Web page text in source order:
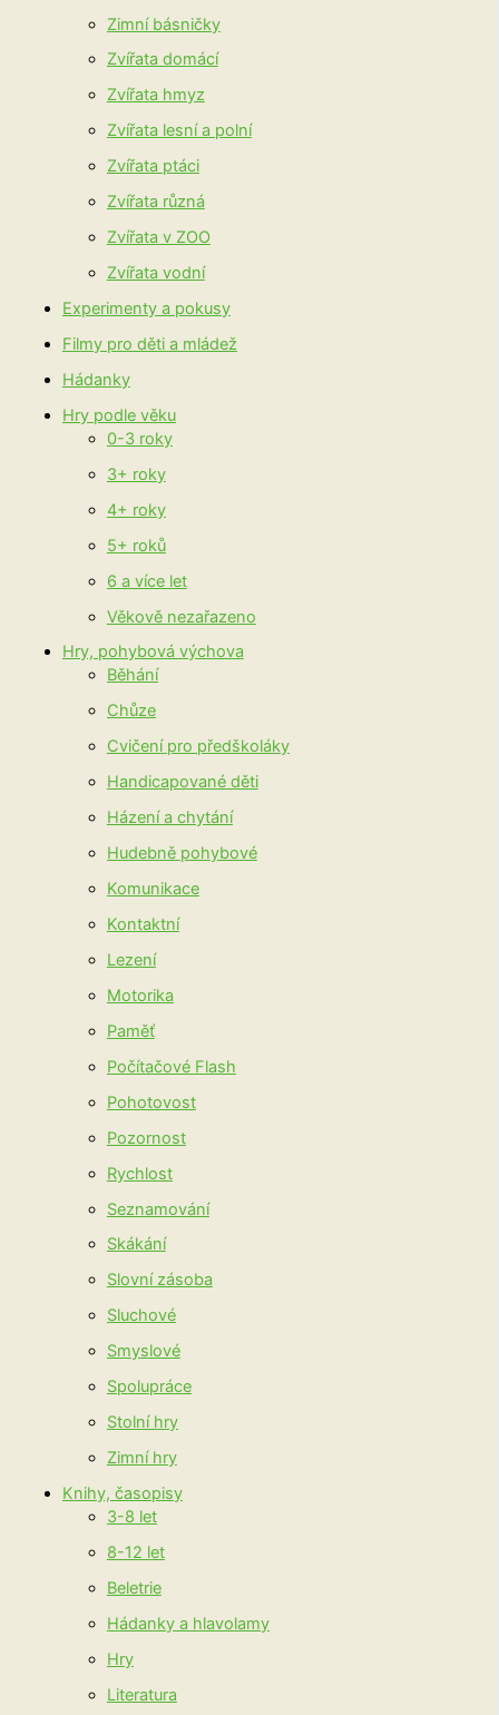
Zimní básničky
Zvířata domácí
Zvířata hmyz
Zvířata lesní a polní
Zvířata ptáci
Zvířata různá
Zvířata v ZOO
Zvířata vodní
Experimenty a pokusy
Filmy pro děti a mládež
Hádanky
Hry podle věku
0-3 roky
3+ roky
4+ roky
5+ roků
6 a více let
Věkově nezařazeno
Hry, pohybová výchova
Běhání
Chůze
Cvičení pro předškoláky
Handicapované děti
Házení a chytání
Hudebně pohybové
Komunikace
Kontaktní
Lezení
Motorika
Paměť
Počítačové Flash
Pohotovost
Pozornost
Rychlost
Seznamování
Skákání
Slovní zásoba
Sluchové
Smyslové
Spolupráce
Stolní hry
Zimní hry
Knihy, časopisy
3-8 let
8-12 let
Beletrie
Hádanky a hlavolamy
Hry
Literatura